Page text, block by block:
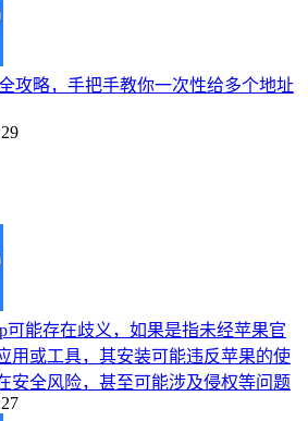
攻略，手把手教你一次性给多个地址
可能存在歧义，如果是指未经苹果官
用或工具，其安装可能违反苹果的使
安全风险，甚至可能涉及侵权等问题